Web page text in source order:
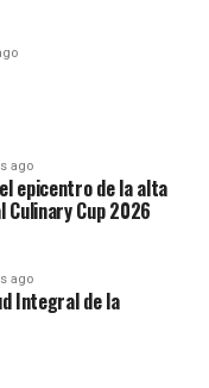
ago
epicentro de la alta
Culinary Cup 2026
ago
Integral de la